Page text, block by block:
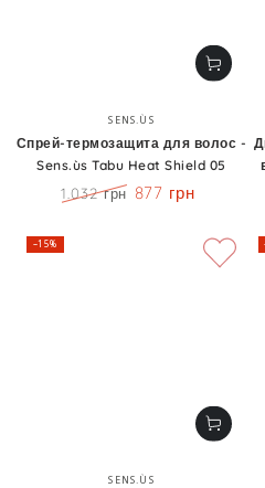
Бренд:
SENS.ÙS
Спрей-термозащита для волос -
Sens.ùs Tabu Heat Shield 05
1.032 грн 877 грн
Бренд:
SENS.ÙS
–15%